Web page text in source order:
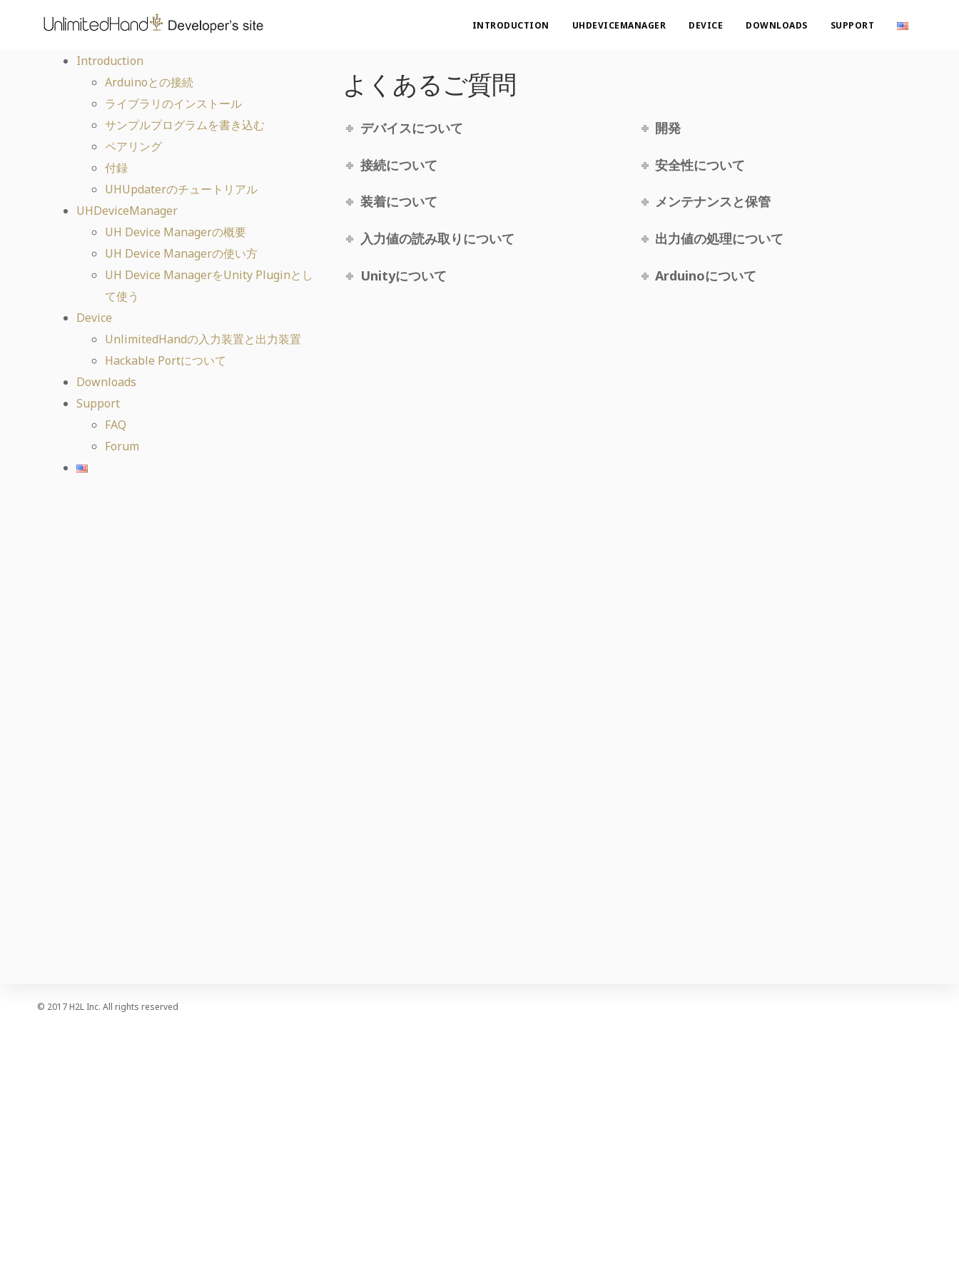
INTRODUCTION UHDEVICEMANAGER DEVICE DOWNLOADS SUPPORT
Introduction
Arduinoとの接続
ライブラリのインストール
サンプルプログラムを書き込む
ペアリング
付録
UHUpdaterのチュートリアル
UHDeviceManager
UH Device Managerの概要
UH Device Managerの使い方
UH Device ManagerをUnity Pluginとし
て使う
Device
UnlimitedHandの入力装置と出力装置
Hackable Portについて
Downloads
Support
FAQ
Forum
よくあるご質問
デバイスについて
接続について
装着について
入力値の読み取りについて
Unityについて
開発
安全性について
メンテナンスと保管
出力値の処理について
Arduinoについて
© 2017 H2L Inc. All rights reserved